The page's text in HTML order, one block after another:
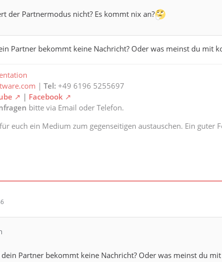
der Partnermodus nicht? Es kommt nix an?
Partner bekommt keine Nachricht? Oder was meinst du mit
| Tel: +49 6196 5255697
| Facebook
bitte via Email oder Telefon.
euch ein Medium zum gegenseitigen austauschen. Ein guter
Partner bekommt keine Nachricht? Oder was meinst du